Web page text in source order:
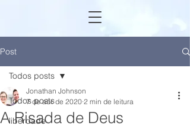
Post
Todos posts
liberdade
Todos posts
A Risada de Deus
Jonathan Johnson
7 de abr. de 2020 2 min de leitura